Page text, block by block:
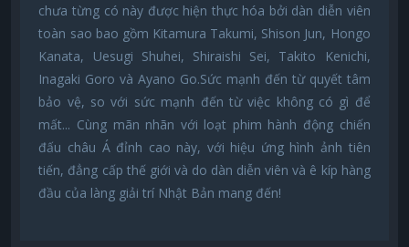
chưa từng có này được hiện thực hóa bởi dàn diễn viên
toàn sao bao gồm Kitamura Takumi, Shison Jun, Hongo
Kanata, Uesugi Shuhei, Shiraishi Sei, Takito Kenichi,
Inagaki Goro và Ayano Go.Sức mạnh đến từ quyết tâm
bảo vệ, so với sức mạnh đến từ việc không có gì để
mất... Cùng mãn nhãn với loạt phim hành động chiến
đấu châu Á đỉnh cao này, với hiệu ứng hình ảnh tiên
tiến, đẳng cấp thế giới và do dàn diễn viên và ê kíp hàng
đầu của làng giải trí Nhật Bản mang đến!